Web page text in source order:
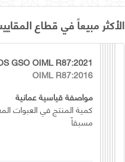
الأكثر مبيعاً في قطاع
GSO OIML R87:2021
OIML R87:2016
مواصفة قياسية عمانية
كمية المنتج في العبوات
مسبقاً